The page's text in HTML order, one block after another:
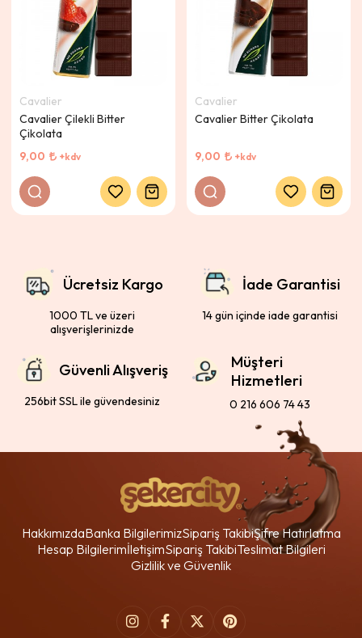
Cavalier
Cavalier Çilekli Bitter
Çikolata
9,00
+kdv
Cavalier
Cavalier Bitter Çikolata
9,00 +kdv
Ücretsiz Kargo
1000 TL ve üzeri
alışverişlerinizde
İade Garantisi
14 gün içinde iade garantisi
Güvenli Alışveriş
256bit SSL ile güvendesiniz
Müşteri
Hizmetleri
0 216 606 74 43
HakkımızdaBanka BilgilerimizSipariş TakibiŞifre Hatırlatma
Hesap BilgilerimİletişimSipariş TakibiTeslimat Bilgileri
Gizlilik ve Güvenlik